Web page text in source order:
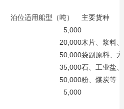
泊位适用船型（吨） 主要货种
5,000
木片、浆料
袋副原料、
石、工业盐
粉、煤炭等
20,000
50,000
35,000
50,000
5,000